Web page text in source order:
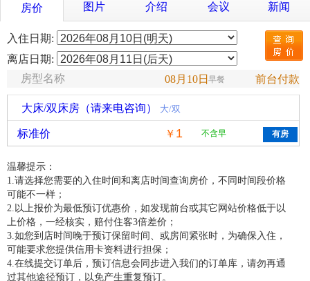
房价 图片 介绍 会议 新闻
入住日期:
离店日期:
08月10日早餐 前台付款
房型名称
大床/双床房（请来电咨询） 大/双
标准价 ￥ 1 不含早
温馨提示：
1.请选择您需要的入住时间和离店时间查询房价，不同时间段价格
可能不一样；
2.以上报价为最低预订优惠价，如发现前台或其它网站价格低于以
上价格，一经核实，赔付住客3倍差价；
3.如您到店时间晚于预订保留时间、或房间紧张时，为确保入住，
可能要求您提供信用卡资料进行担保；
4.在线提交订单后，预订信息会同步进入我们的订单库，请勿再通
过其他途径预订，以免产生重复预订。